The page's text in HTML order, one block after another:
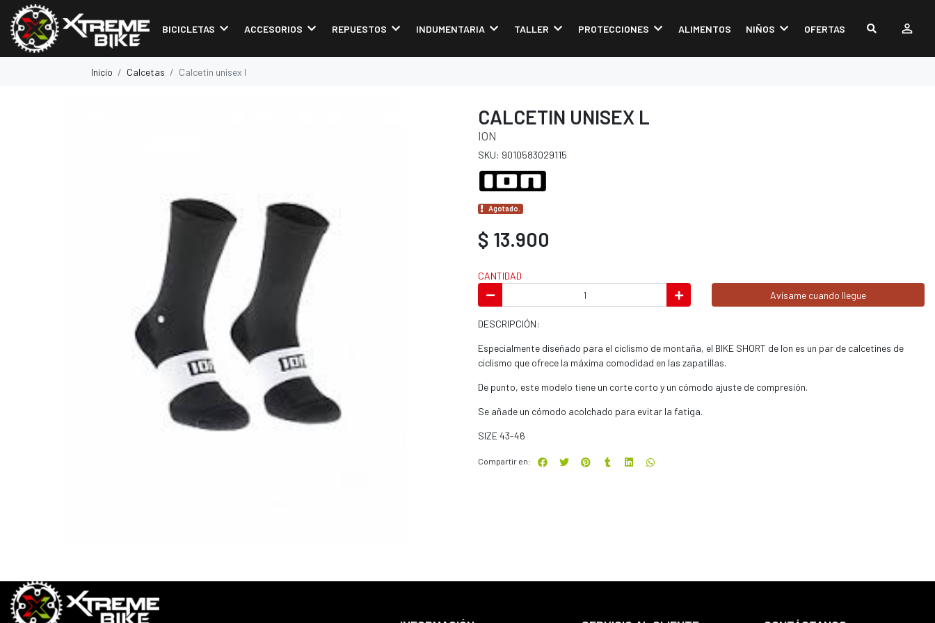
BICICLETAS ACCESORIOS REPUESTOS INDUMENTARIA TALLER PROTECCIONES ALIMENTOS NIÑOS OFERTAS
Inicio Calcetas Calcetin unisex l
CALCETIN UNISEX L
ION
SKU: 9010583029115
Agotado.
$ 13.900
CANTIDAD
Avísame cuando llegue
DESCRIPCIÓN:
Especialmente diseñado para el ciclismo de montaña, el BIKE SHORT de Ion es un par de calcetines de
ciclismo que ofrece la máxima comodidad en las zapatillas.
De punto, este modelo tiene un corte corto y un cómodo ajuste de compresión.
Se añade un cómodo acolchado para evitar la fatiga.
SIZE 43-46
Compartir en: